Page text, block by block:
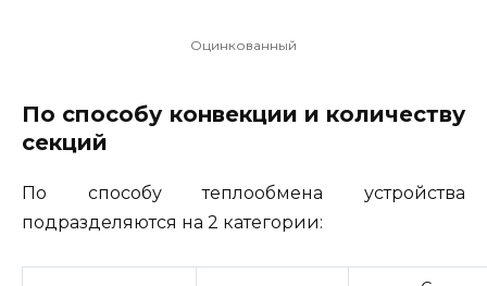
Оцинкованный
По способу конвекции и количеству
секций
По способу теплообмена устройства
подразделяются на 2 категории: